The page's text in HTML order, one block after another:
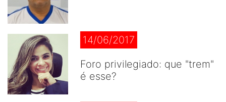
14/06/2017
Foro privilegiado: que "trem"
é esse?